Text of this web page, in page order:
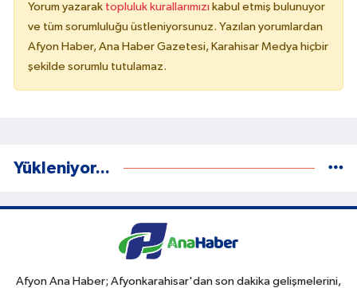
Yorum yazarak topluluk kurallarımızı kabul etmiş bulunuyor
ve tüm sorumluluğu üstleniyorsunuz. Yazılan yorumlardan
Afyon Haber, Ana Haber Gazetesi, Karahisar Medya hiçbir
şekilde sorumlu tutulamaz.
Yükleniyor...
Afyon Ana Haber; Afyonkarahisar'dan son dakika gelişmelerini,